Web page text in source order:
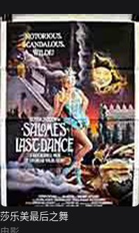
莎乐美最后之舞